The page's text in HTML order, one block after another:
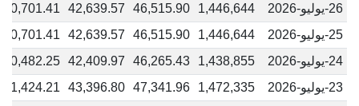
26-يوليو-2026
1,446,644
46,515.90
42,639.57
40,701.41
25-يوليو-2026
1,446,644
46,515.90
42,639.57
40,701.41
24-يوليو-2026
1,438,855
46,265.43
42,409.97
40,482.25
23-يوليو-2026
1,472,335
47,341.96
43,396.80
41,424.21